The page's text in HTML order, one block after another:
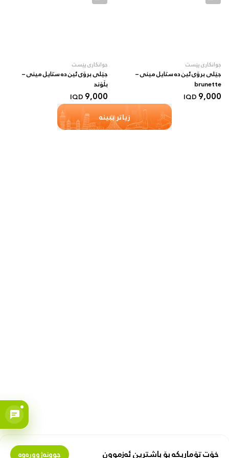
جوانکاری پێست
جێلی برۆی ئین دە ستایل مینی –
brunette
9,000
IQD
جوانکاری پێست
جێلی برۆی ئین دە ستایل مینی –
بڵۆند
9,000
IQD
زیاتر ببینە
خۆت تۆماربکە بۆ باشترین ئەزموون چوونەژوورەوە